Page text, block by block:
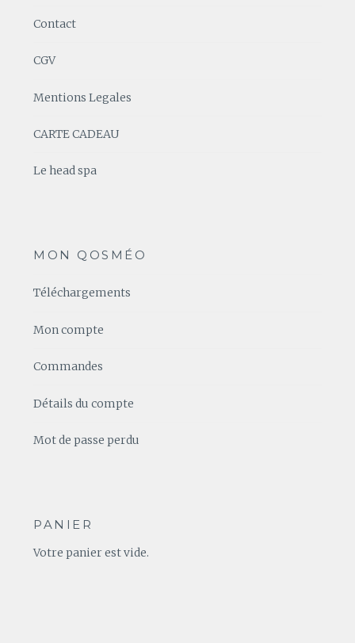
Contact
CGV
Mentions Legales
CARTE CADEAU
Le head spa
MON QOSMÉO
Téléchargements
Mon compte
Commandes
Détails du compte
Mot de passe perdu
PANIER
Votre panier est vide.